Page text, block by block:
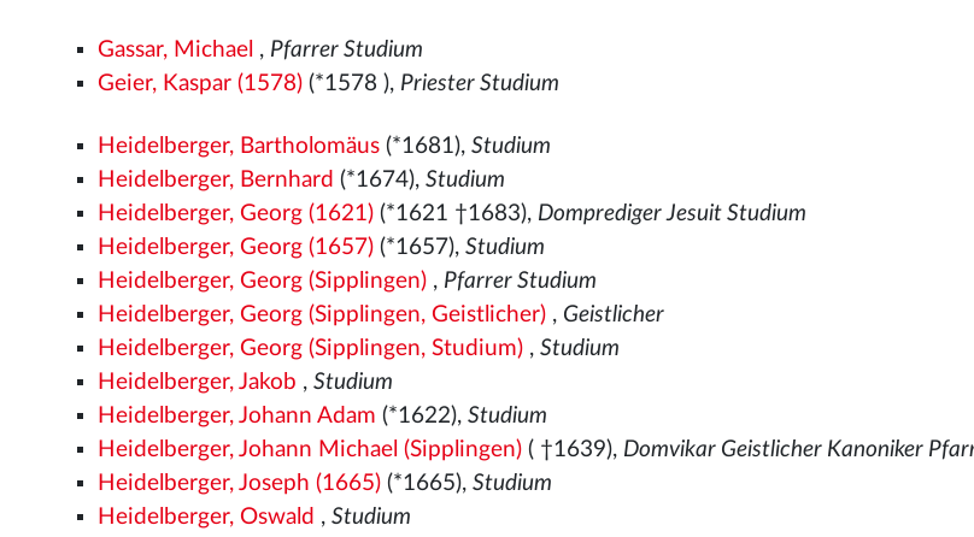
Gassar, Michael , Pfarrer Studium
Geier, Kaspar (1578) (*1578 ), Priester Studium
Heidelberger, Bartholomäus (*1681),Studium
Heidelberger, Bernhard (*1674),Studium
Heidelberger, Georg (1621) (*1621 †1683), Domprediger Jesuit Studium
Heidelberger, Georg (1657) (*1657),Studium
Heidelberger, Georg (Sipplingen) , Pfarrer Studium
Heidelberger, Georg (Sipplingen, Geistlicher) , Geistlicher
Heidelberger, Georg (Sipplingen, Studium) ,Studium
Heidelberger, Jakob ,Studium
Heidelberger, Johann Adam (*1622),Studium
Heidelberger, Johann Michael (Sipplingen) ( †1639), Domvikar Geistlicher Kanoniker
Heidelberger, Joseph (1665) (*1665),Studium
Heidelberger, Oswald ,Studium